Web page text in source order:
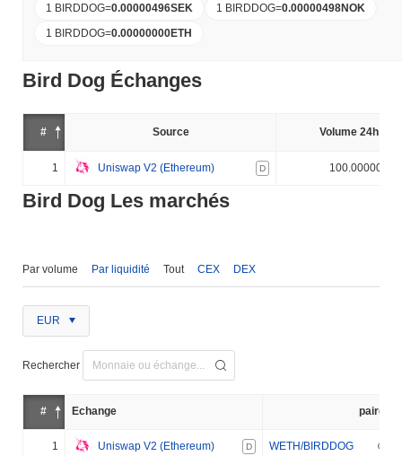
1 BIRDDOG=0.00000496SEK 1 BIRDDOG=0.00000498NOK
1 BIRDDOG=0.00000000ETH
Bird Dog Échanges
# Source Volume 24h (%)
1 Uniswap V2 (Ethereum) D 100.000000%
Bird Dog Les marchés
Par volume Par liquidité Tout CEX DEX
EUR
Rechercher
# Échange paire
1 Uniswap V2 (Ethereum) D WETH/BIRDDOG